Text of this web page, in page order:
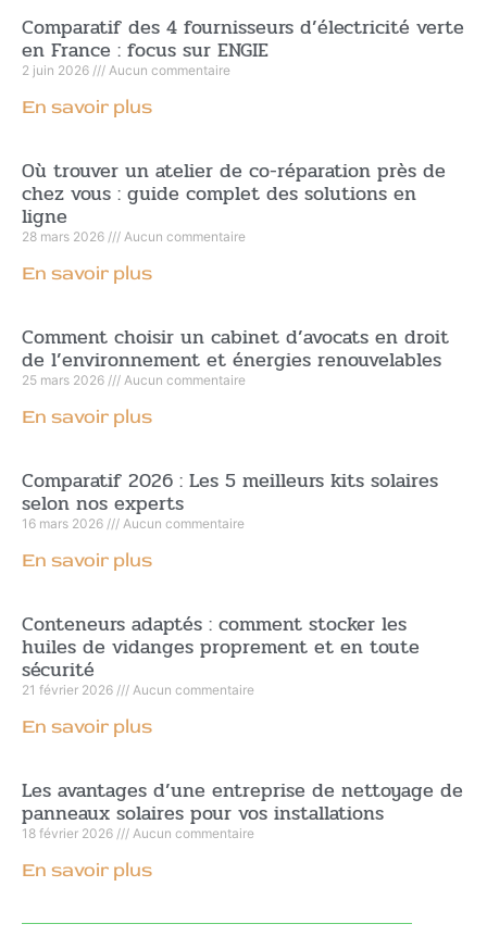
Comparatif des 4 fournisseurs d’électricité verte
en France : focus sur ENGIE
2 juin 2026 Aucun commentaire
En savoir plus
Où trouver un atelier de co-réparation près de
chez vous : guide complet des solutions en
ligne
28 mars 2026 Aucun commentaire
En savoir plus
Comment choisir un cabinet d’avocats en droit
de l’environnement et énergies renouvelables
25 mars 2026 Aucun commentaire
En savoir plus
Comparatif 2026 : Les 5 meilleurs kits solaires
selon nos experts
16 mars 2026 Aucun commentaire
En savoir plus
Conteneurs adaptés : comment stocker les
huiles de vidanges proprement et en toute
sécurité
21 février 2026 Aucun commentaire
En savoir plus
Les avantages d’une entreprise de nettoyage de
panneaux solaires pour vos installations
18 février 2026 Aucun commentaire
En savoir plus